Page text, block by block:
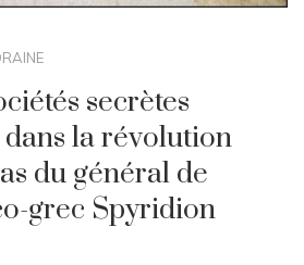
secrètes
la révolution
du général de
grec Spyridion